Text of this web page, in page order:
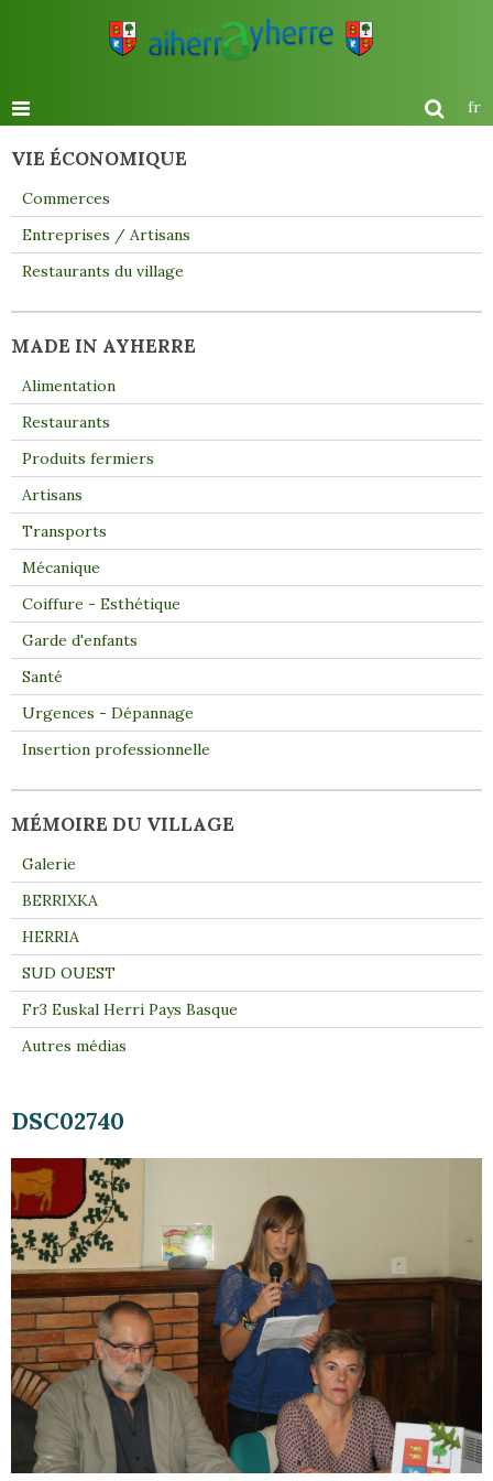
fr
DSC02740
VIE ÉCONOMIQUE
Commerces
Entreprises / Artisans
Restaurants du village
MADE IN AYHERRE
Alimentation
Restaurants
Produits fermiers
Artisans
Transports
Mécanique
Coiffure - Esthétique
Garde d'enfants
Santé
Urgences - Dépannage
Insertion professionnelle
MÉMOIRE DU VILLAGE
Galerie
BERRIXKA
HERRIA
SUD OUEST
Fr3 Euskal Herri Pays Basque
Autres médias